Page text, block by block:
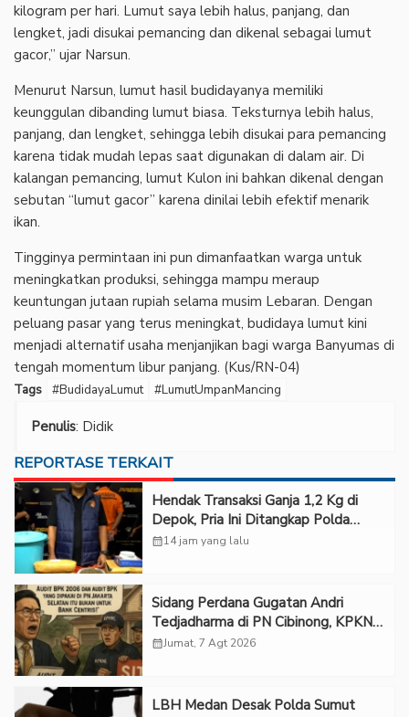
kilogram per hari. Lumut saya lebih halus, panjang, dan
lengket, jadi disukai pemancing dan dikenal sebagai lumut
gacor,” ujar Narsun.
Menurut Narsun, lumut hasil budidayanya memiliki
keunggulan dibanding lumut biasa. Teksturnya lebih halus,
panjang, dan lengket, sehingga lebih disukai para pemancing
karena tidak mudah lepas saat digunakan di dalam air. Di
kalangan pemancing, lumut Kulon ini bahkan dikenal dengan
sebutan “lumut gacor” karena dinilai lebih efektif menarik
ikan.
Tingginya permintaan ini pun dimanfaatkan warga untuk
meningkatkan produksi, sehingga mampu meraup
keuntungan jutaan rupiah selama musim Lebaran. Dengan
peluang pasar yang terus meningkat, budidaya lumut kini
menjadi alternatif usaha menjanjikan bagi warga Banyumas di
tengah momentum libur panjang. (Kus/RN-04)
Tags #BudidayaLumut #LumutUmpanMancing
Penulis: Didik
REPORTASE TERKAIT
Hendak Transaksi Ganja 1,2 Kg di
Depok, Pria Ini Ditangkap Polda
Metro Jaya
calendar_month14 jam yang lalu
Sidang Perdana Gugatan Andri
Tedjadharma di PN Cibinong, KPKNL
dan PUPN Mangkir
calendar_monthJumat, 7 Agt 2026
LBH Medan Desak Polda Sumut